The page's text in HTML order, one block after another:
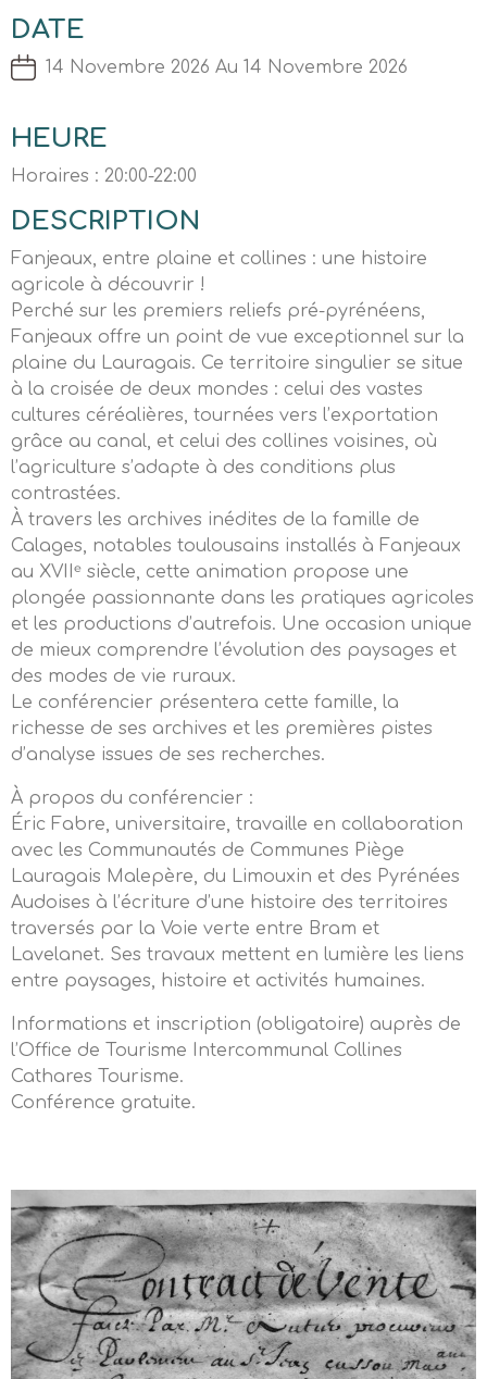
DATE
14 Novembre 2026 Au 14 Novembre 2026
HEURE
Horaires : 20:00-22:00
DESCRIPTION
Fanjeaux, entre plaine et collines : une histoire
agricole à découvrir !
Perché sur les premiers reliefs pré-pyrénéens,
Fanjeaux offre un point de vue exceptionnel sur la
plaine du Lauragais. Ce territoire singulier se situe
à la croisée de deux mondes : celui des vastes
cultures céréalières, tournées vers l’exportation
grâce au canal, et celui des collines voisines, où
l’agriculture s’adapte à des conditions plus
contrastées.
À travers les archives inédites de la famille de
Calages, notables toulousains installés à Fanjeaux
au XVIIᵉ siècle, cette animation propose une
plongée passionnante dans les pratiques agricoles
et les productions d’autrefois. Une occasion unique
de mieux comprendre l’évolution des paysages et
des modes de vie ruraux.
Le conférencier présentera cette famille, la
richesse de ses archives et les premières pistes
d’analyse issues de ses recherches.
À propos du conférencier :
Éric Fabre, universitaire, travaille en collaboration
avec les Communautés de Communes Piège
Lauragais Malepère, du Limouxin et des Pyrénées
Audoises à l’écriture d’une histoire des territoires
traversés par la Voie verte entre Bram et
Lavelanet. Ses travaux mettent en lumière les liens
entre paysages, histoire et activités humaines.
Informations et inscription (obligatoire) auprès de
l’Office de Tourisme Intercommunal Collines
Cathares Tourisme.
Conférence gratuite.